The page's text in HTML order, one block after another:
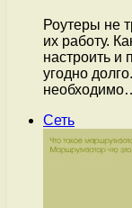
Роутеры не
их работу.
настроить и
угодно
Сеть